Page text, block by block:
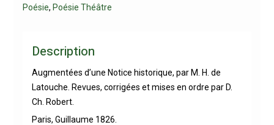
Poésie, Poésie Théâtre
Description
Augmentées d’une Notice historique, par M. H. de
Latouche. Revues, corrigées et mises en ordre par D.
Ch. Robert.
Paris, Guillaume 1826.